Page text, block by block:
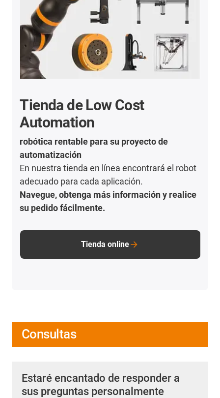
Tienda de Low Cost
Automation
robótica rentable para su proyecto de
automatización
En nuestra tienda en línea encontrará el robot
adecuado para cada aplicación.
Navegue, obtenga más información y realice
su pedido fácilmente.
Tienda online
Consultas
Estaré encantado de responder a
sus preguntas personalmente